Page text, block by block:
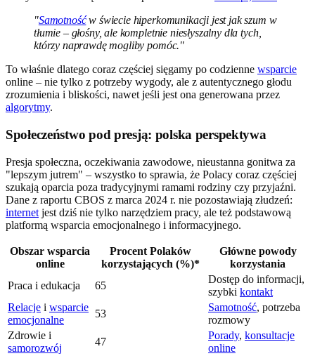
"Samotnośćw świecie hiperkomunikacji jest jak szum w
tłumie – głośny, ale kompletnie niesłyszalny dla tych,
którzy naprawdę mogliby pomóc."
To właśnie dlatego coraz częściej sięgamy po codzienne wsparcie
online – nie tylko z potrzeby wygody, ale z autentycznego głodu
zrozumienia i bliskości, nawet jeśli jest ona generowana przez
algorytmy.
Społeczeństwo pod presją: polska perspektywa
Presja społeczna, oczekiwania zawodowe, nieustanna gonitwa za
"lepszym jutrem" – wszystko to sprawia, że Polacy coraz częściej
szukają oparcia poza tradycyjnymi ramami rodziny czy przyjaźni.
Dane z raportu CBOS z marca 2024 r. nie pozostawiają złudzeń:
internet jest dziś nie tylko narzędziem pracy, ale też podstawową
platformą wsparcia emocjonalnego i informacyjnego.
Obszar wsparcia
online
Procent Polaków
korzystających (%)*
Główne powody
korzystania
Praca i edukacja
65
Dostęp do informacji,
szybki kontakt
Relacje i wsparcie
emocjonalne
53
Samotność, potrzeba
rozmowy
Zdrowie i
samorozwój
47
Porady, konsultacje
online